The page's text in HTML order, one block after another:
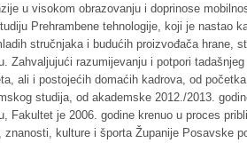
u visokom obrazovanju i doprinose
Prehrambene tehnologije, koji je nastao
stručnjaka i budućih proizvođača hrane,
razumijevanju i potpori
ali i postojećih domaćih kadrova, od
studija, od akademske 2012./2013.
Fakultet je 2006. godine krenuo u proces
kulture i športa Županije Posavske